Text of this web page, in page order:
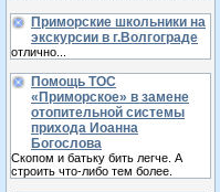
Приморские школьники на
экскурсии в г.Волгограде
отлично...
Помощь ТОС
«Приморское» в замене
отопительной системы
прихода Иоанна
Богослова
Скопом и батьку бить легче. А
строить что-либо тем более.